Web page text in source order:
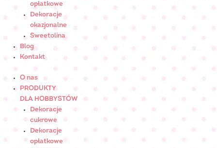
opłatkowe
Dekoracje
okazjonalne
Sweetolina
Blog
Kontakt
O nas
PRODUKTY
DLA HOBBYSTÓW
Dekoracje
cukrowe
Dekoracje
opłatkowe